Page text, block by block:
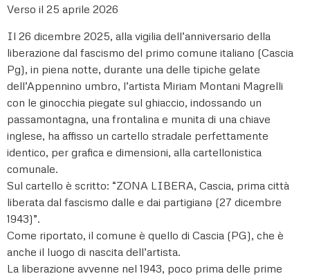
Verso il 25 aprile 2026
Il 26 dicembre 2025, alla vigilia dell’anniversario della
liberazione dal fascismo del primo comune italiano (Cascia
Pg), in piena notte, durante una delle tipiche gelate
dell’Appennino umbro, l’artista Miriam Montani Magrelli
con le ginocchia piegate sul ghiaccio, indossando un
passamontagna, una frontalina e munita di una chiave
inglese, ha affisso un cartello stradale perfettamente
identico, per grafica e dimensioni, alla cartellonistica
comunale.
Sul cartello è scritto: “ZONA LIBERA, Cascia, prima città
liberata dal fascismo dalle e dai partigianə (27 dicembre
1943)”.
Come riportato, il comune è quello di Cascia (PG), che è
anche il luogo di nascita dell’artista.
La liberazione avvenne nel 1943, poco prima delle prime